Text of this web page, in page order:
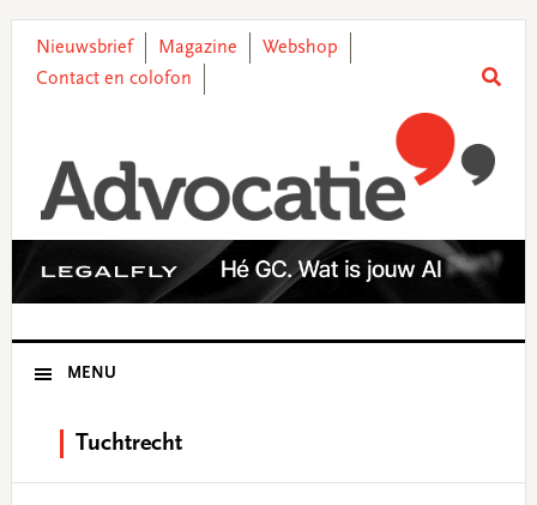
primary
main
primary
footer
Nieuwsbrief Magazine
Webshop
Contact en colofon
MENU
Tuchtrecht